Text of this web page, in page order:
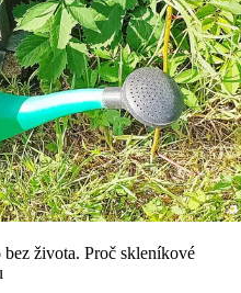
života. Proč skleníkové